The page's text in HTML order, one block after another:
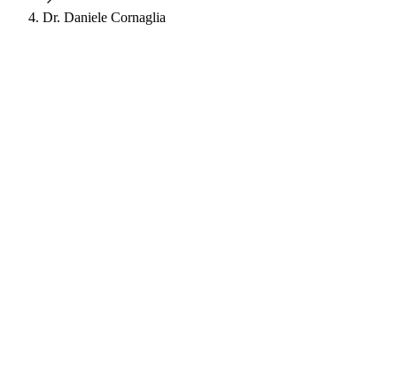
Dr. Daniele Cornaglia